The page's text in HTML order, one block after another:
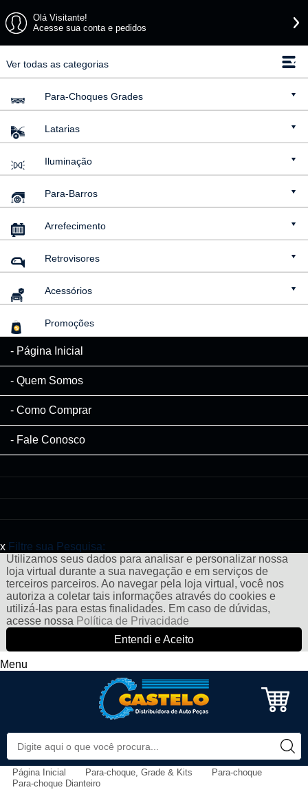
Olá Visitante!
Acesse sua conta e pedidos
Ver todas as categorias
Para-Choques Grades
Latarias
Iluminação
Para-Barros
Arrefecimento
Retrovisores
Acessórios
Promoções
Página Inicial
Quem Somos
Como Comprar
Fale Conosco
x Filtre sua Pesquisa:
Utilizamos seus dados para analisar e personalizar nossa
loja virtual durante a sua navegação e em serviços de
terceiros parceiros. Ao navegar pela loja virtual, você nos
autoriza a coletar tais informações através do cookies e
utilizá-las para estas finalidades. Em caso de dúvidas,
acesse nossa Política de Privacidade
Entendi e Aceito
Menu
Página Inicial Para-choque, Grade & Kits
Para-choque
Para-choque Dianteiro